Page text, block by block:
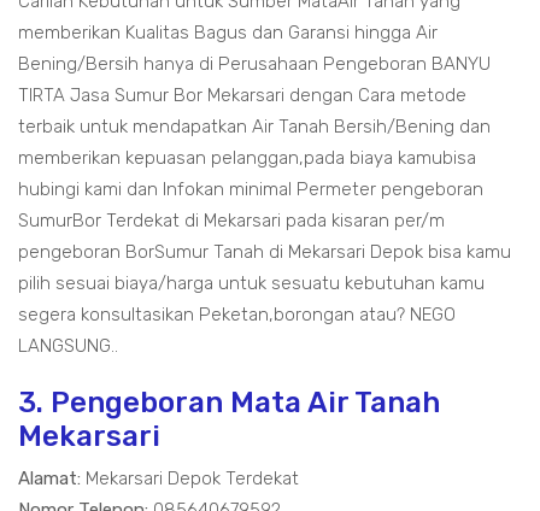
memberikan Kualitas Bagus dan Garansi hingga Air
Bening/Bersih hanya di Perusahaan Pengeboran BANYU
TIRTA Jasa Sumur Bor Mekarsari dengan Cara metode
terbaik untuk mendapatkan Air Tanah Bersih/Bening dan
memberikan kepuasan pelanggan,pada biaya kamubisa
hubingi kami dan Infokan minimal Permeter pengeboran
SumurBor Terdekat di Mekarsari pada kisaran per/m
pengeboran BorSumur Tanah di Mekarsari Depok bisa kamu
pilih sesuai biaya/harga untuk sesuatu kebutuhan kamu
segera konsultasikan Peketan,borongan atau? NEGO
LANGSUNG..
3. Pengeboran Mata Air Tanah
Mekarsari
Alamat: Mekarsari Depok Terdekat